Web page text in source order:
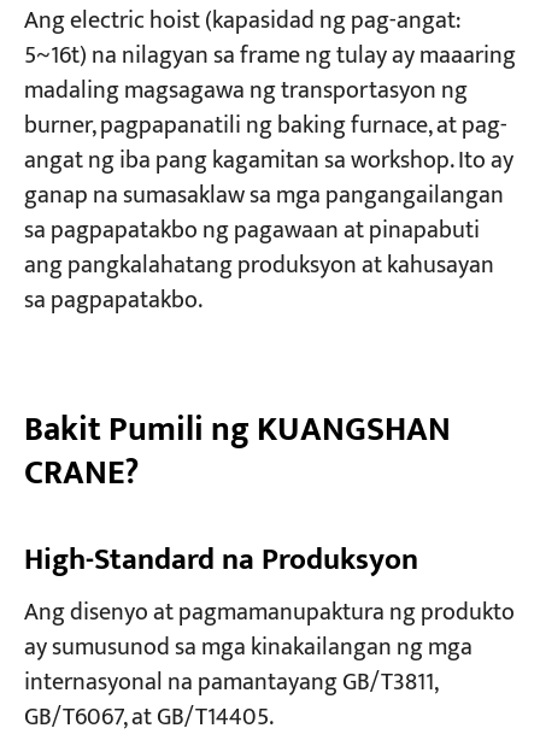
Ang electric hoist (kapasidad ng pag-angat:
5~16t) na nilagyan sa frame ng tulay ay maaaring
madaling magsagawa ng transportasyon ng
burner, pagpapanatili ng baking furnace, at pag-
angat ng iba pang kagamitan sa workshop. Ito ay
ganap na sumasaklaw sa mga pangangailangan
sa pagpapatakbo ng pagawaan at pinapabuti
ang pangkalahatang produksyon at kahusayan
sa pagpapatakbo.
Bakit Pumili ng KUANGSHAN
CRANE?
High-Standard na Produksyon
Ang disenyo at pagmamanupaktura ng produkto
ay sumusunod sa mga kinakailangan ng mga
internasyonal na pamantayang GB/T3811,
GB/T6067, at GB/T14405.